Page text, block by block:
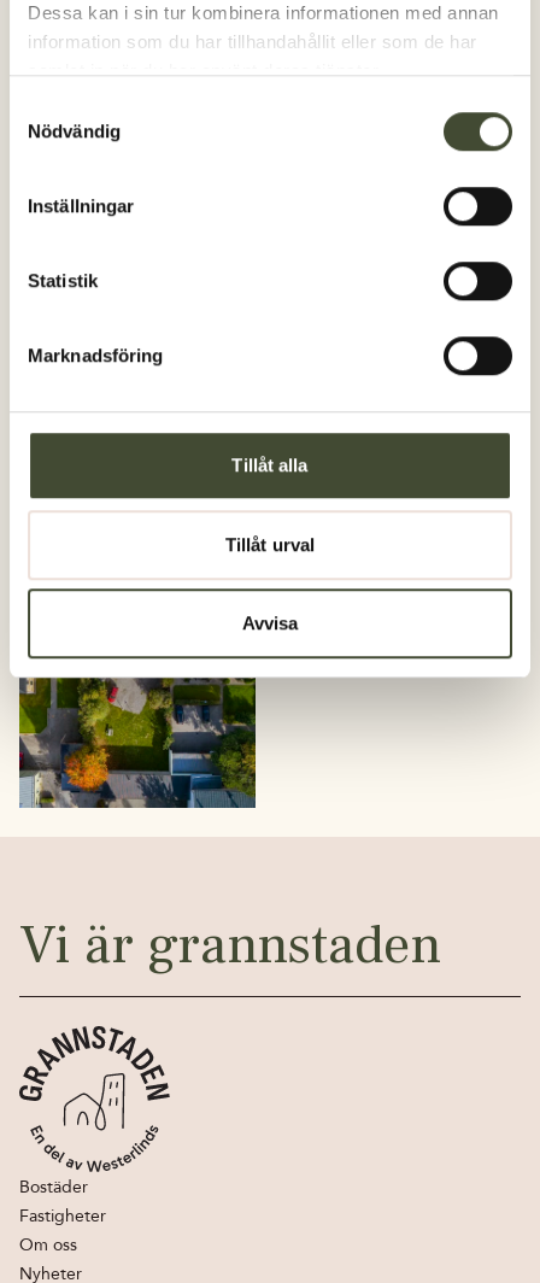
Dessa kan i sin tur kombinera informationen med annan
information som du har tillhandahållit eller som de har
samlat in när du har använt deras tjänster.
Nödvändig
Inställningar
Statistik
Marknadsföring
Tillåt alla
Tillåt urval
Avvisa
Vi är grannstaden
Bostäder
Fastigheter
Om oss
Nyheter